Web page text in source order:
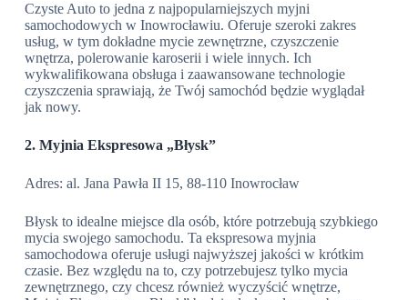
Czyste Auto to jedna z najpopularniejszych myjni
samochodowych w Inowrocławiu. Oferuje szeroki zakres
usług, w tym dokładne mycie zewnętrzne, czyszczenie
wnętrza, polerowanie karoserii i wiele innych. Ich
wykwalifikowana obsługa i zaawansowane technologie
czyszczenia sprawiają, że Twój samochód będzie wyglądał
jak nowy.
2. Myjnia Ekspresowa „Błysk”
Adres: al. Jana Pawła II 15, 88-110 Inowrocław
Błysk to idealne miejsce dla osób, które potrzebują szybkiego
mycia swojego samochodu. Ta ekspresowa myjnia
samochodowa oferuje usługi najwyższej jakości w krótkim
czasie. Bez względu na to, czy potrzebujesz tylko mycia
zewnętrznego, czy chcesz również wyczyścić wnętrze,